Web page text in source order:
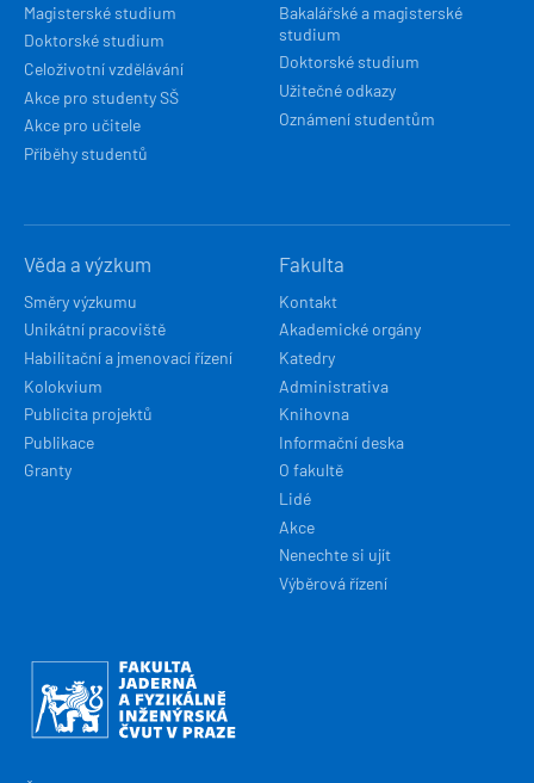
Magisterské studium
Doktorské studium
Celoživotní vzdělávání
Akce pro studenty SŠ
Akce pro učitele
Příběhy studentů
Bakalářské a magisterské
studium
Doktorské studium
Užitečné odkazy
Oznámení studentům
Věda a výzkum
Směry výzkumu
Unikátní pracoviště
Habilitační a jmenovací řízení
Kolokvium
Publicita projektů
Publikace
Granty
Fakulta
Kontakt
Akademické orgány
Katedry
Administrativa
Knihovna
Informační deska
O fakultě
Lidé
Akce
Nenechte si ujít
Výběrová řízení
Obrázek